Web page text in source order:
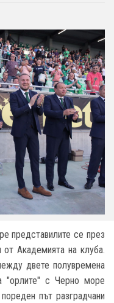
представилите се през
Академията на клуба.
двете полувремена
"орлите" с Черно море
път разградчани